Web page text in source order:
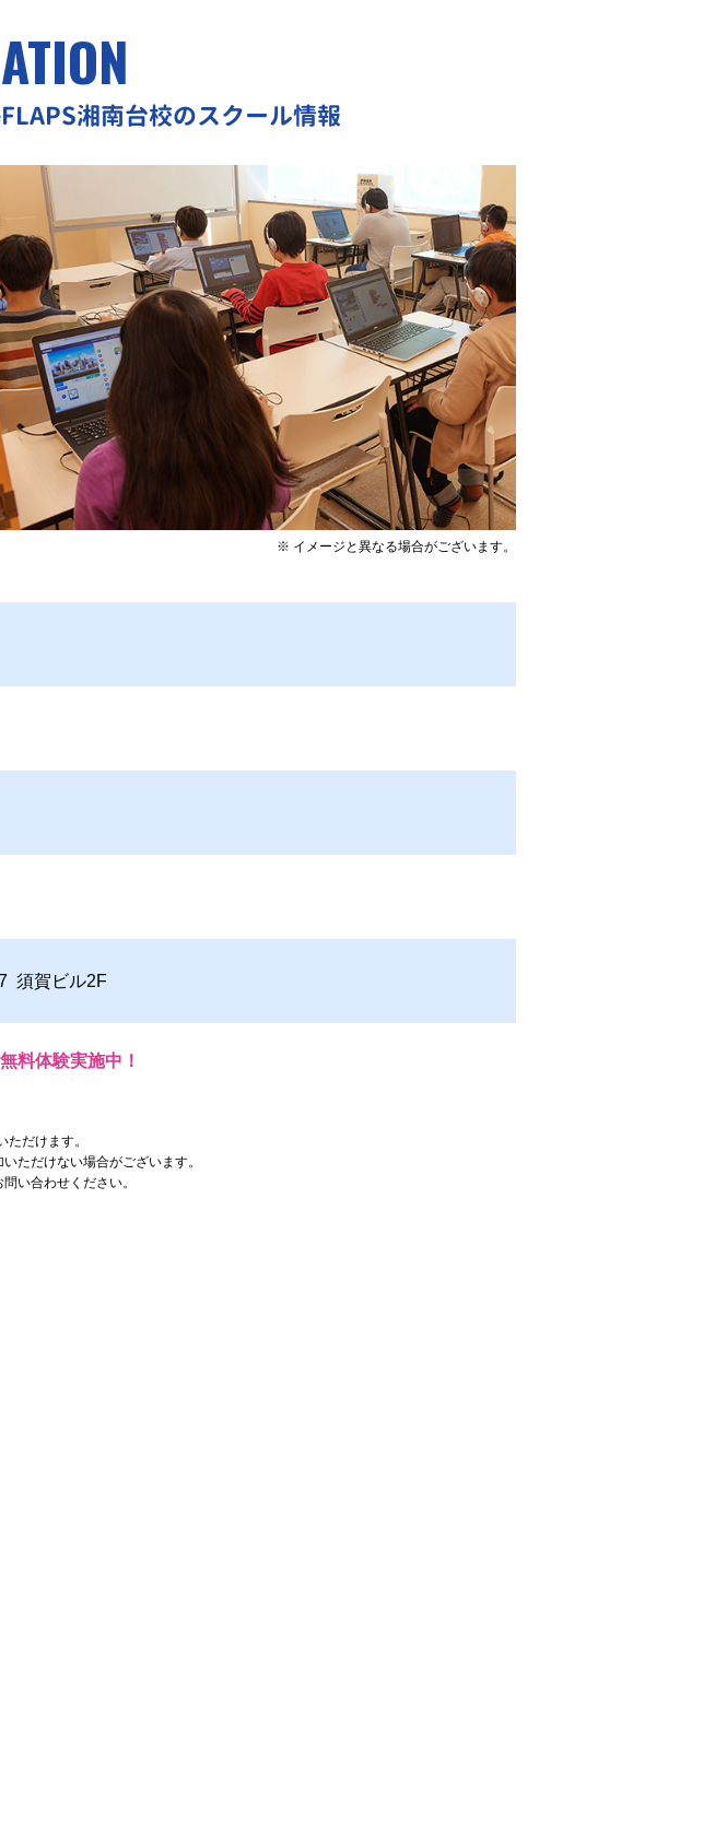
湘南台校のスクール情報
※ イメージと異なる場合がございます。
須賀ビル2F
料体験実施中！
だけます。
ただけない場合がございます。
い合わせください。